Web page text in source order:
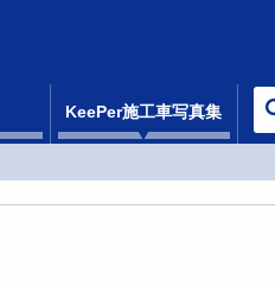
KeePer施工車写真集